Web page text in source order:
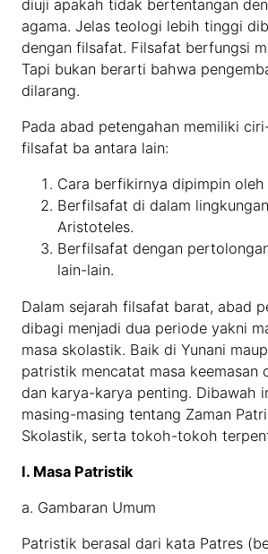
diuji apakah tidak bertentangan
agama. Jelas teologi lebih tinggi
dengan filsafat. Filsafat berfungsi
Tapi bukan berarti bahwa
dilarang.
Pada abad petengahan memiliki
filsafat ba antara lain:
Cara berfikirnya dipimpin oleh
Berfilsafat di dalam
Aristoteles.
Berfilsafat dengan
lain-lain.
Dalam sejarah filsafat barat, abad
dibagi menjadi dua periode yakni
masa skolastik. Baik di Yunani
patristik mencatat masa keemasan
dan karya-karya penting. Dibawah
masing-masing tentang Zaman
Skolastik, serta tokoh-tokoh
I. Masa Patristik
a. Gambaran Umum
Patristik berasal dari kata Patres